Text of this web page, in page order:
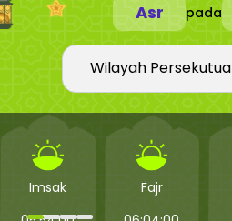
Asr
pada
Imsak
Fajr